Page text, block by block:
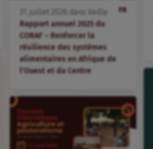
FR
juillet dans
Veille
Rapport annuel 2025 du
CORAF – Renforcer la
résilience des systèmes
alimentaires en Afrique de
l’Ouest et du Centre